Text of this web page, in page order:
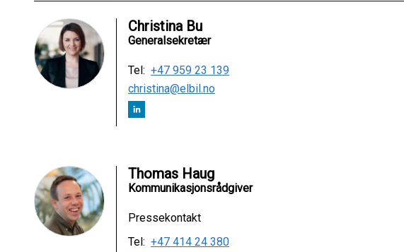
Christina Bu
Generalsekretær
Tel: +47 959 23 139
christina@elbil.no
Thomas Haug
Kommunikasjonsrådgiver
Pressekontakt
Tel: +47 414 24 380